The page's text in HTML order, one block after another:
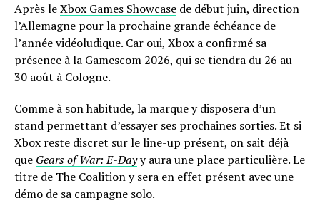
Après leXbox Games Showcase de début juin, direction
l’Allemagne pour la prochaine grande échéance de
l’année vidéoludique. Car oui, Xbox a confirmé sa
présence à la Gamescom 2026, qui se tiendra du 26 au
30 août à Cologne.
Comme à son habitude, la marque y disposera d’un
stand permettant d’essayer ses prochaines sorties. Et si
Xbox reste discret sur le line-up présent, on sait déjà
que Gears of War: E-Dayy aura une place particulière. Le
titre de The Coalition y sera en effet présent avec une
démo de sa campagne solo.